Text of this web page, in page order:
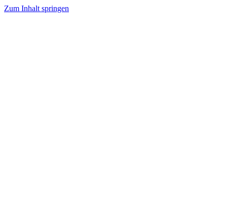
Zum Inhalt springen